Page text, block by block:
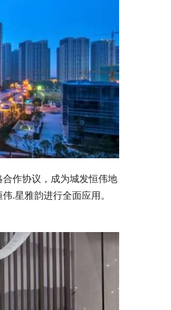
合作协议，成为城发恒伟地
.星雅韵进行全面应用。